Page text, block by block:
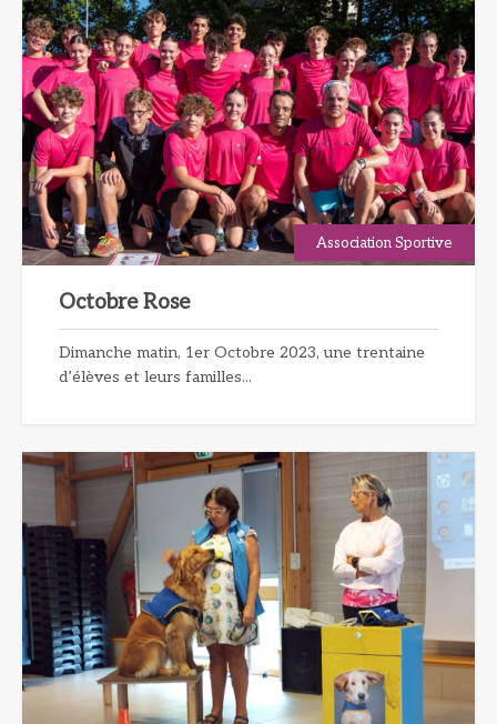
Association Sportive
Octobre Rose
Dimanche matin, 1er Octobre 2023, une trentaine
d’élèves et leurs familles...